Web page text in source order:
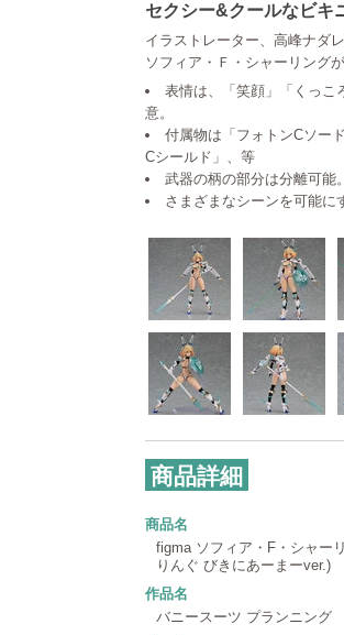
セクシー&クールなビキ
イラストレーター、高峰ナダ
ソフィア・Ｆ・シャーリング
表情は、「笑顔」「くっこ
意。
付属物は「フォトンCソー
Cシールド」、等
武器の柄の部分は分離可能
さまざまなシーンを可能に
商品詳細
商品名
figma ソフィア・F・シャー
りんぐ びきにあーまーver.)
作品名
バニースーツ プランニング